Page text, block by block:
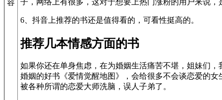
容
6、抖音上推荐的书还是值得看的，可看性挺高的。
推荐几本情感方面的书
如果你还在单身焦虑，在为婚姻生活痛苦不堪，姐妹们
婚姻的好书《爱情觉醒地图》，会给很多不会谈恋爱的
被各种所谓的恋爱大师洗脑，误人子弟了。